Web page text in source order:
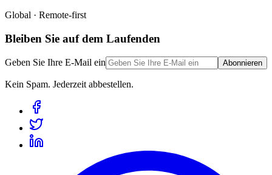
Global · Remote-first
Bleiben Sie auf dem Laufenden
Geben Sie Ihre E-Mail ein Abonnieren
Kein Spam. Jederzeit abbestellen.